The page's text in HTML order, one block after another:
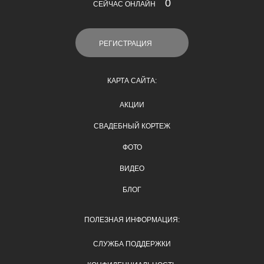
СЕЙЧАС ОНЛАЙН 0
РЕГИСТРАЦИЯ
КАРТА САЙТА:
АКЦИИ
СВАДЕБНЫЙ КОРТЕЖ
ФОТО
ВИДЕО
БЛОГ
ПОЛЕЗНАЯ ИНФОРМАЦИЯ:
СЛУЖБА ПОДДЕРЖКИ